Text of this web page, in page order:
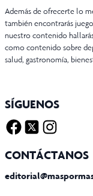
Además de ofrecerte lo
también encontrarás
nuestro contenido
como contenido sobre
salud, gastronomía,
SÍGUENOS
CONTÁCTANOS